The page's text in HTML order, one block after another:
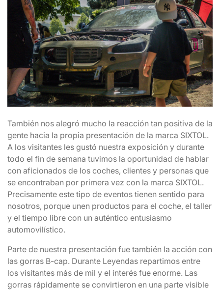
También nos alegró mucho la reacción tan positiva de la
gente hacia la propia presentación de la marca SIXTOL.
A los visitantes les gustó nuestra exposición y durante
todo el fin de semana tuvimos la oportunidad de hablar
con aficionados de los coches, clientes y personas que
se encontraban por primera vez con la marca SIXTOL.
Precisamente este tipo de eventos tienen sentido para
nosotros, porque unen productos para el coche, el taller
y el tiempo libre con un auténtico entusiasmo
automovilístico.
Parte de nuestra presentación fue también la acción con
las gorras B-cap. Durante Leyendas repartimos entre
los visitantes más de mil y el interés fue enorme. Las
gorras rápidamente se convirtieron en una parte visible